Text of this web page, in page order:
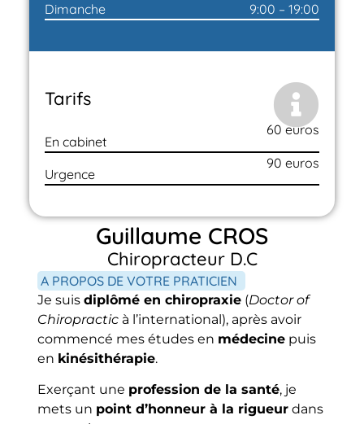
Dimanche
9:00 – 19:00
Tarifs
En cabinet
60 euros
Urgence
90 euros
Guillaume CROS
Chiropracteur D.C
A PROPOS DE VOTRE PRATICIEN
Je suis diplômé en chiropraxie(Doctor of
Chiropracticà l’international), après avoir
commencé mes études en médecinepuis
en kinésithérapie.
Exerçant une profession de la santé, je
mets un point d’honneur à la rigueurdans